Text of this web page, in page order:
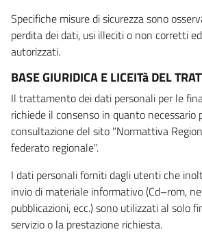
Specifiche misure di sicurezza sono
perdita dei dati, usi illeciti o non corretti
autorizzati.
BASE GIURIDICA E LICEITà DEL
Il trattamento dei dati personali per le
richiede il consenso in quanto necessario
consultazione del sito "Normattiva
federato regionale".
I dati personali forniti dagli utenti che
invio di materiale informativo (Cd–rom,
pubblicazioni, ecc.) sono utilizzati al solo
servizio o la prestazione richiesta.